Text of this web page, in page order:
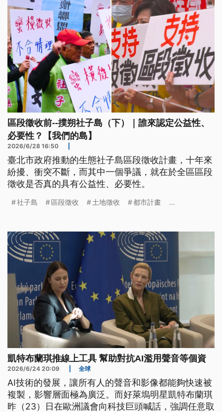
區段徵收前--撲朔社子島（下）｜誰來認定公益性、
必要性？【我們的島】
2026/6/28 16:50
臺北市政府推動的生態社子島區段徵收計畫，十年來
紛擾、衝突不斷，而其中一個爭議，就在於全區區段
徵收是否真的具有公益性、必要性。
社子島 區段徵收 土地徵收 都市計畫 ...
凱特布蘭琪推線上工具 幫助對抗AI濫用聲音等個資
2026/6/24 20:09 全球
AI技術的發展，讓所有人的聲音和影像都能夠快速被
複製，影響層面極為廣泛。而好萊塢明星凱特布蘭琪
昨（23）日在歐洲議會向科技巨頭喊話，強調任意取